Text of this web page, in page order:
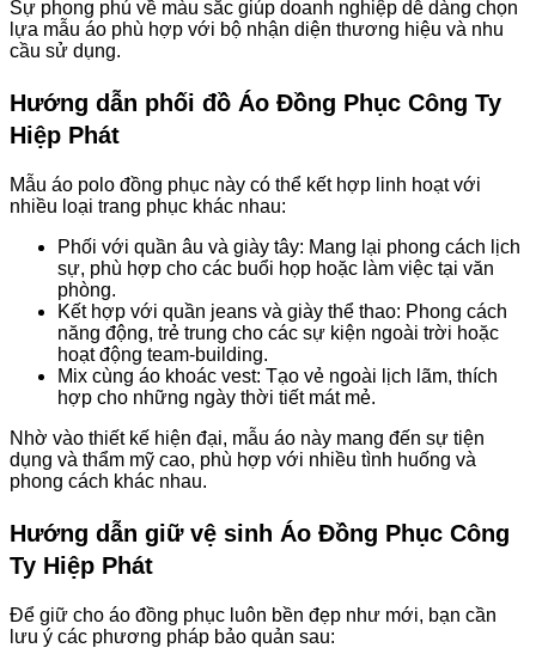
Sự phong phú về màu sắc giúp doanh nghiệp dễ dàng chọn
lựa mẫu áo phù hợp với bộ nhận diện thương hiệu và nhu
cầu sử dụng.
Hướng dẫn phối đồ Áo Đồng Phục Công Ty
Hiệp Phát
Mẫu áo polo đồng phục này có thể kết hợp linh hoạt với
nhiều loại trang phục khác nhau:
Phối với quần âu và giày tây: Mang lại phong cách lịch
sự, phù hợp cho các buổi họp hoặc làm việc tại văn
phòng.
Kết hợp với quần jeans và giày thể thao: Phong cách
năng động, trẻ trung cho các sự kiện ngoài trời hoặc
hoạt động team-building.
Mix cùng áo khoác vest: Tạo vẻ ngoài lịch lãm, thích
hợp cho những ngày thời tiết mát mẻ.
Nhờ vào thiết kế hiện đại, mẫu áo này mang đến sự tiện
dụng và thẩm mỹ cao, phù hợp với nhiều tình huống và
phong cách khác nhau.
Hướng dẫn giữ vệ sinh Áo Đồng Phục Công
Ty Hiệp Phát
Để giữ cho áo đồng phục luôn bền đẹp như mới, bạn cần
lưu ý các phương pháp bảo quản sau: